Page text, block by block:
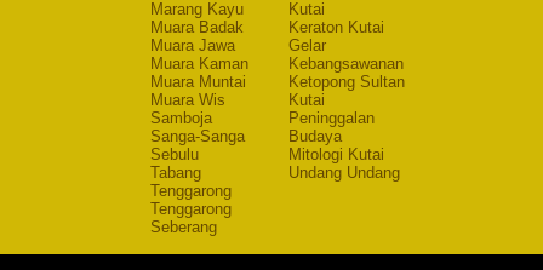
Marang Kayu
Muara Badak
Muara Jawa
Muara Kaman
Muara Muntai
Muara Wis
Samboja
Sanga-Sanga
Sebulu
Tabang
Tenggarong
Tenggarong
Seberang
Kutai
Keraton Kutai
Gelar
Kebangsawanan
Ketopong Sultan
Kutai
Peninggalan
Budaya
Mitologi Kutai
Undang Undang